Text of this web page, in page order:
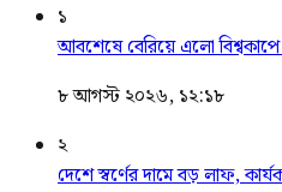
১
আবশেষে বেরিয়ে এলো
৮ আগস্ট ২০২৬, ১২:১৮
২
দেশে স্বর্ণের দামে বড় লাফ,